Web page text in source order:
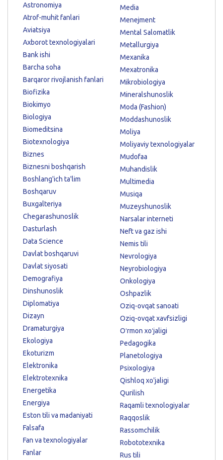
Astronomiya
Atrof-muhit fanlari
Aviatsiya
Axborot texnologiyalari
Bank ishi
Barcha soha
Barqaror rivojlanish fanlari
Biofizika
Biokimyo
Biologiya
Biomeditsina
Biotexnologiya
Biznes
Biznesni boshqarish
Boshlang'ich ta'lim
Boshqaruv
Buxgalteriya
Chegarashunoslik
Dasturlash
Data Science
Davlat boshqaruvi
Davlat siyosati
Demografiya
Dinshunoslik
Diplomatiya
Dizayn
Dramaturgiya
Ekologiya
Ekoturizm
Elektronika
Elektrotexnika
Energetika
Energiya
Eston tili va madaniyati
Falsafa
Fan va texnologiyalar
Fanlar
Media
Menejment
Mental Salomatlik
Metallurgiya
Mexanika
Mexatronika
Mikrobiologiya
Mineralshunoslik
Moda (Fashion)
Moddashunoslik
Moliya
Moliyaviy texnologiyalar
Mudofaa
Muhandislik
Multimedia
Musiqa
Muzeyshunoslik
Narsalar interneti
Neft va gaz ishi
Nemis tili
Nevrologiya
Neyrobiologiya
Onkologiya
Oshpazlik
Oziq-ovqat sanoati
Oziq-ovqat xavfsizligi
Oʻrmon xoʻjaligi
Pedagogika
Planetologiya
Psixologiya
Qishloq xo'jaligi
Qurilish
Raqamli texnologiyalar
Raqqoslik
Rassomchilik
Robototexnika
Rus tili